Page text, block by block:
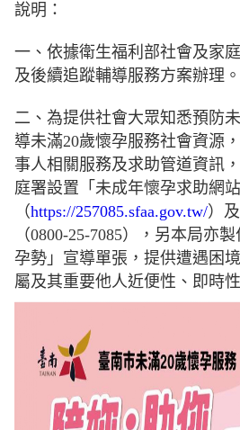
說明：
一、依據衛生福利部社會及家
及後續追蹤輔導服務方案辦理。
二、為提供社會大眾知悉預防
導未滿20歲懷孕服務社會資源
事人相關服務及求助管道資訊
庭署設置「未成年懷孕求助網站
（https://257085.sfaa.gov.tw/）
（0800-25-7085），另本局亦
孕勢」宣導單張，提供遭遇困
屬及其重要他人近便性、即時